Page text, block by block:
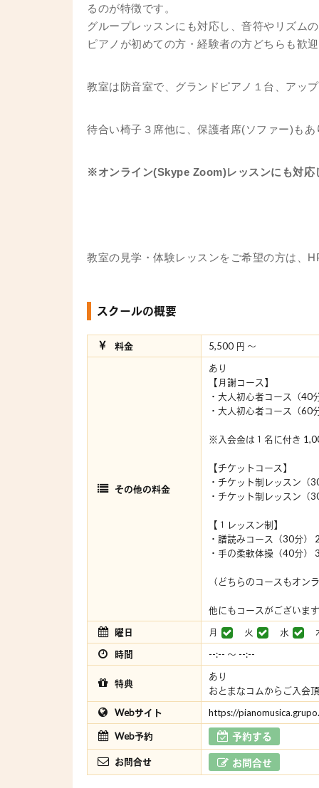
るのが特徴です。
グループレッスンにも対応し、音符やリズム
ピアノが初めての方・経験者の方どちらも歓迎
教室は防音室で、グランドピアノ１台、アッ
待合い椅子３席他に、保護者席(ソファー)もあ
※オンライン(Skype Zoom)レッスンにも対応
教室の見学・体験レッスンをご希望の方は、
スクールの概要
料金 5,500 円 〜
その他の料金
あり
【月謝コース】
・大人初心者コース（40
・大人初心者コース（60
※入会金は１名に付き
【チケットコース】
・チケット制レッスン（
・チケット制レッスン（
【１レッスン制】
・譜読みコース（30分）
・手の柔軟体操（40分）
（どちらのコースもオン
他にもコースがございま
曜日
月 火 水
時間
--:-- 〜 --:--
特典
あり
おとまなコムからご入会
Webサイト
https://
Web予約 予約する
お問合せ お問合せ